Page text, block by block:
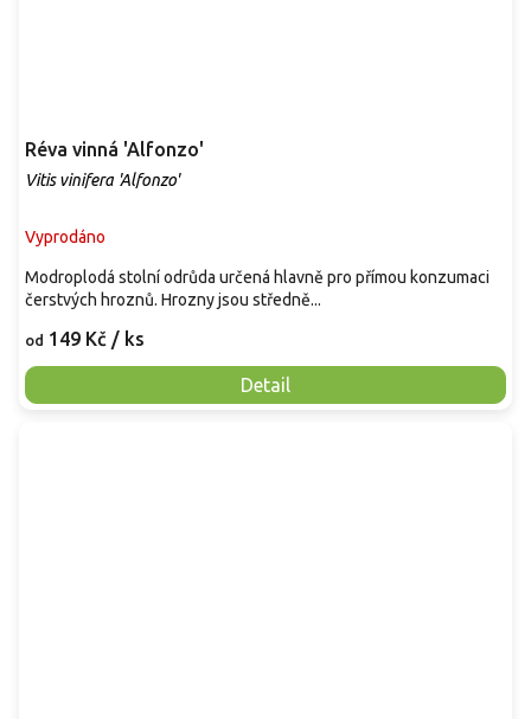
Réva vinná 'Alfonzo'
Vitis vinifera 'Alfonzo'
Vyprodáno
od 149 Kč / ks
Detail
Modroplodá stolní odrůda určená hlavně pro přímou konzumaci
čerstvých hroznů. Hrozny jsou středně...